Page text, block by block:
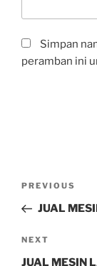
Simpan
peramban ini
PREVIOUS
JUAL
NEXT
JUAL MESIN